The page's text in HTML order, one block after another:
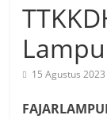
15 Agustus 2023